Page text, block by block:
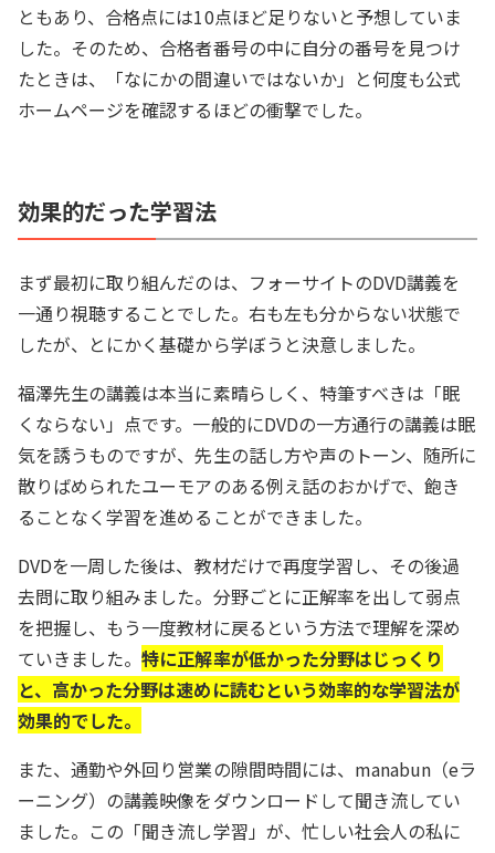
ともあり、合格点には10点ほど足りないと予想していま
した。そのため、合格者番号の中に自分の番号を見つけ
たときは、「なにかの間違いではないか」と何度も公式
ホームページを確認するほどの衝撃でした。
効果的だった学習法
まず最初に取り組んだのは、フォーサイトのDVD講義を
一通り視聴することでした。右も左も分からない状態で
したが、とにかく基礎から学ぼうと決意しました。
福澤先生の講義は本当に素晴らしく、特筆すべきは「眠
くならない」点です。一般的にDVDの一方通行の講義は眠
気を誘うものですが、先生の話し方や声のトーン、随所に
散りばめられたユーモアのある例え話のおかげで、飽き
ることなく学習を進めることができました。
DVDを一周した後は、教材だけで再度学習し、その後過
去問に取り組みました。分野ごとに正解率を出して弱点
を把握し、もう一度教材に戻るという方法で理解を深め
ていきました。特に正解率が低かった分野はじっくり
と、高かった分野は速めに読むという効率的な学習法が
効果的でした。
また、通勤や外回り営業の隙間時間には、manabun（eラ
ーニング）の講義映像をダウンロードして聞き流してい
ました。この「聞き流し学習」が、忙しい社会人の私に